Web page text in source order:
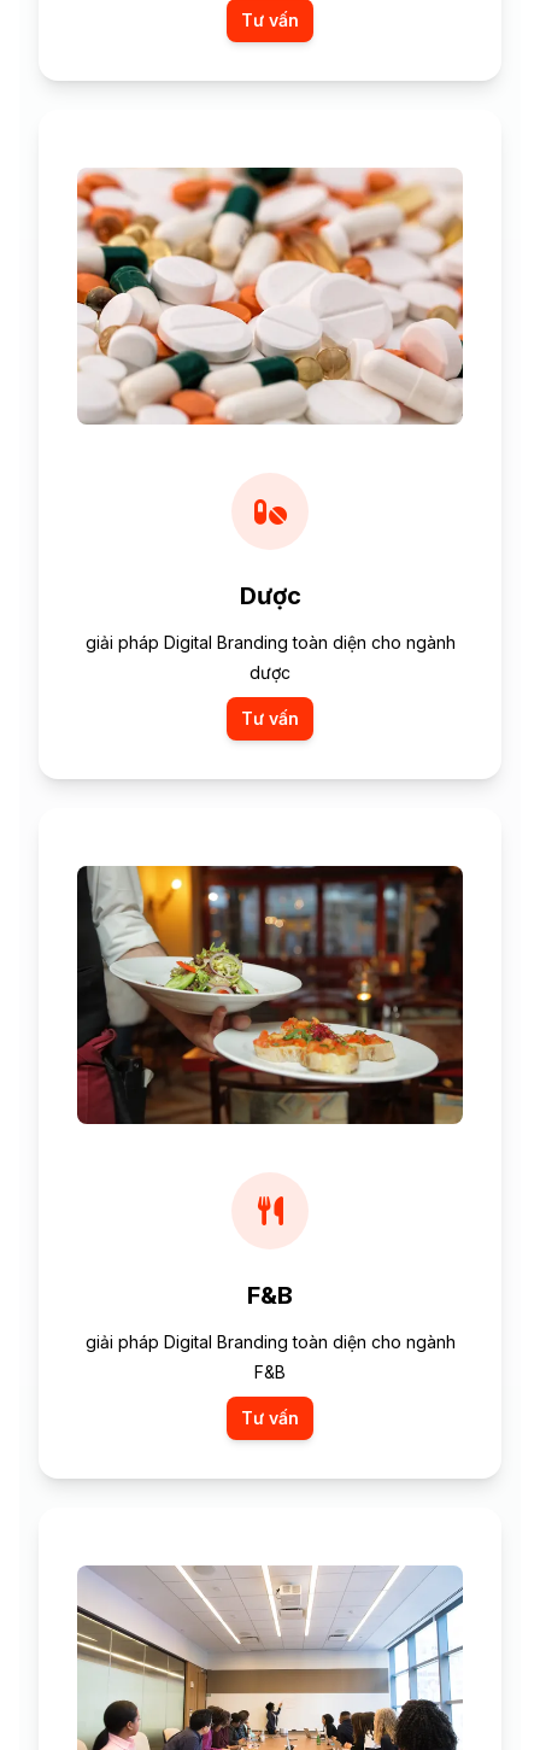
Tư vấn
Dược
giải pháp Digital Branding toàn diện cho ngành
dược
Tư vấn
F&B
giải pháp Digital Branding toàn diện cho ngành
F&B
Tư vấn